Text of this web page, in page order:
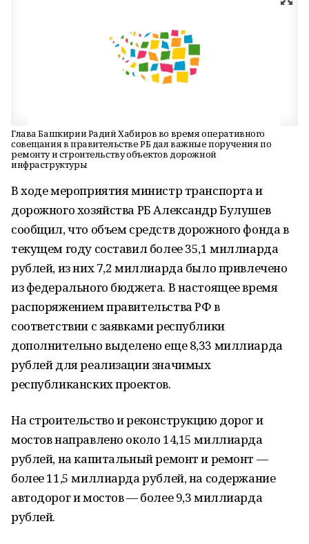
Глава Башкирии Радий Хабиров во время оперативного
совещания в правительстве РБ дал важные поручения по
ремонту и строительству объектов дорожной
инфраструктуры
В ходе мероприятия министр транспорта и
дорожного хозяйства РБ Александр Булушев
сообщил, что объем средств дорожного фонда в
текущем году составил более 35,1 миллиарда
рублей, из них 7,2 миллиарда было привлечено
из федерального бюджета. В настоящее время
распоряжением правительства РФ в
соответствии с заявками республики
дополнительно выделено еще 8,33 миллиарда
рублей для реализации значимых
республиканских проектов.
На строительство и реконструкцию дорог и
мостов направлено около 14,15 миллиарда
рублей, на капитальный ремонт и ремонт —
более 11,5 миллиарда рублей, на содержание
автодорог и мостов — более 9,3 миллиарда
рублей.